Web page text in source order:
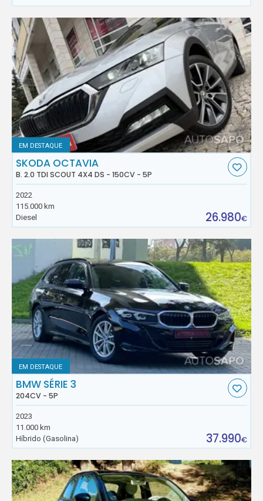
EM DESTAQUE
SKODA OCTAVIA
B. 2.0 TDI SCOUT 4X4 DS - 150CV - 5P
2022
115.000 km
Diesel
26.980€
EM DESTAQUE
BMW SÉRIE 3
204CV - 5P
2023
11.000 km
Híbrido (Gasolina)
37.990€